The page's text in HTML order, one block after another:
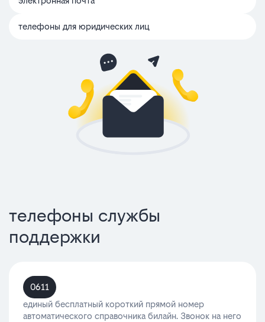
телефоны для юридических лиц
телефоны службы
поддержки
0611
единый бесплатный короткий прямой номер
автоматического справочника билайн. Звонок на него